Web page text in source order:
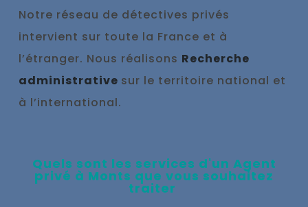
Notre réseau de détectives privés
intervient sur toute la France et à
l’étranger. Nous réalisons Recherche
administrative sur le territoire national et
à l’international.
Quels sont les services d'un Agent
privé à Monts que vous souhaitez
traiter